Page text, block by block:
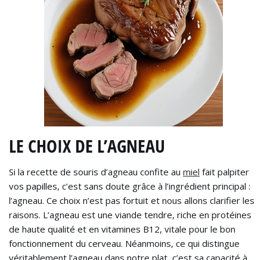
LE CHOIX DE L’AGNEAU
Si la recette de souris d’agneau confite au miel fait palpiter
vos papilles, c’est sans doute grâce à l’ingrédient principal :
l’agneau. Ce choix n’est pas fortuit et nous allons clarifier les
raisons. L’agneau est une viande tendre, riche en protéines
de haute qualité et en vitamines B12, vitale pour le bon
fonctionnement du cerveau. Néanmoins, ce qui distingue